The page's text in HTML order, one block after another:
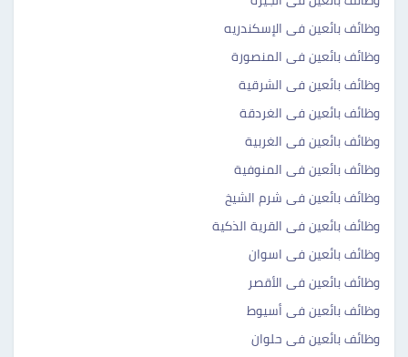
وظائف بائعين فى الإسكندريه
وظائف بائعين فى المنصورة
وظائف بائعين فى الشرقية
وظائف بائعين فى الغردقة
وظائف بائعين فى الغربية
وظائف بائعين فى المنوفية
وظائف بائعين فى شرم الشيخ
وظائف بائعين فى القرية الذكية
وظائف بائعين فى اسوان
وظائف بائعين فى الأقصر
وظائف بائعين فى أسيوط
وظائف بائعين فى حلوان